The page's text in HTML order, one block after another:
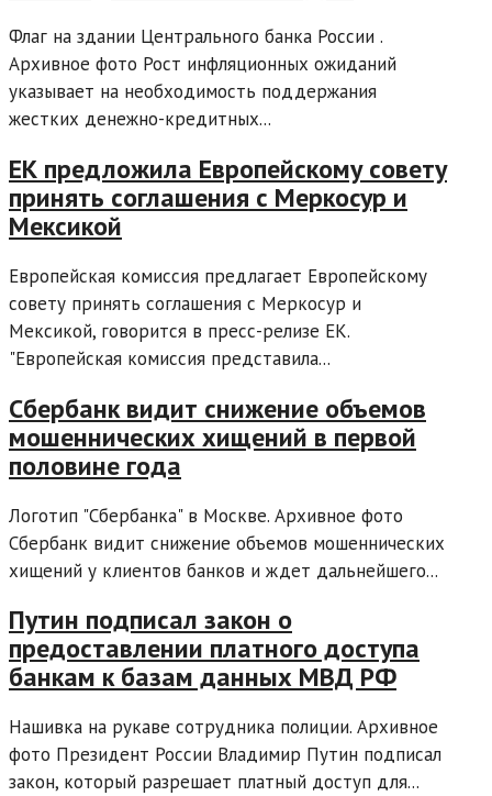
Флаг на здании Центрального банка России .
Архивное фото Рост инфляционных ожиданий
указывает на необходимость поддержания
жестких денежно-кредитных...
ЕК предложила Европейскому совету
принять соглашения с Меркосур и
Мексикой
Европейская комиссия предлагает Европейскому
совету принять соглашения с Меркосур и
Мексикой, говорится в пресс-релизе ЕК.
"Европейская комиссия представила...
Сбербанк видит снижение объемов
мошеннических хищений в первой
половине года
Логотип "Сбербанка" в Москве. Архивное фото
Сбербанк видит снижение объемов мошеннических
хищений у клиентов банков и ждет дальнейшего...
Путин подписал закон о
предоставлении платного доступа
банкам к базам данных МВД РФ
Нашивка на рукаве сотрудника полиции. Архивное
фото Президент России Владимир Путин подписал
закон, который разрешает платный доступ для...